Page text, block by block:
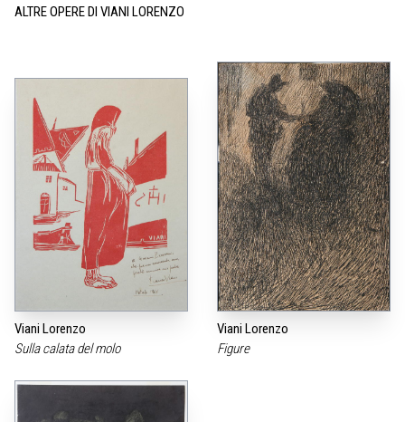
ALTRE OPERE DI VIANI LORENZO
Viani Lorenzo
Sulla calata del molo
Viani Lorenzo
Figure